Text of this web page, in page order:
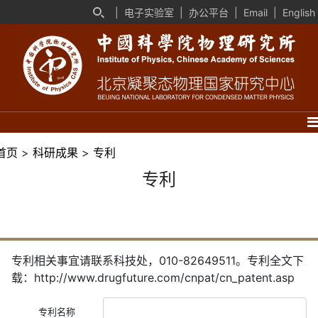
电子实验室 办公平台 Email English
页 > 科研成果 > 专利
专利
专利相关事宜请联系科技处，010-82649511。专利全文下
载：http://www.drugfuture.com/cnpat/cn_patent.asp
专利名称